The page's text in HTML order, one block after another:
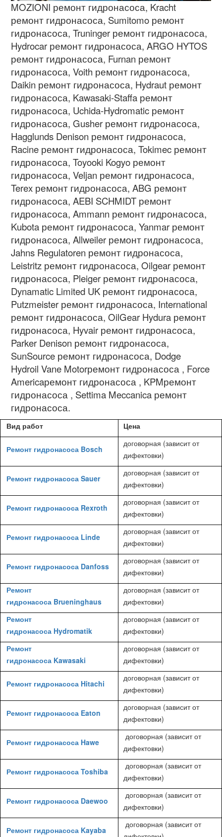
MOZIONI ремонт гидронасоса, Kracht
ремонт гидронасоса, Sumitomo ремонт
гидронасоса, Truninger ремонт гидронасоса,
Hydrocar ремонт гидронасоса, ARGO HYTOS
ремонт гидронасоса, Furnan ремонт
гидронасоса, Voith ремонт гидронасоса,
Daikin ремонт гидронасоса, Hydraut ремонт
гидронасоса, Kawasaki-Staffa ремонт
гидронасоса, Uchida-Hydromatic ремонт
гидронасоса, Gusher ремонт гидронасоса,
Hagglunds Denison ремонт гидронасоса,
Racine ремонт гидронасоса, Tokimec ремонт
гидронасоса, Toyooki Kogyo ремонт
гидронасоса, Veljan ремонт гидронасоса,
Terex ремонт гидронасоса, ABG ремонт
гидронасоса, AEBI SCHMIDT ремонт
гидронасоса, Ammann ремонт гидронасоса,
Kubota ремонт гидронасоса, Yanmar ремонт
гидронасоса, Allweiler ремонт гидронасоса,
Jahns Regulatoren ремонт гидронасоса,
Leistritz ремонт гидронасоса, Oilgear ремонт
гидронасоса, Pleiger ремонт гидронасоса,
Dynamatic Limited UK ремонт гидронасоса,
Putzmeister ремонт гидронасоса, International
ремонт гидронасоса, OilGear Hydura ремонт
гидронасоса, Hyvair ремонт гидронасоса,
Parker Denison ремонт гидронасоса,
SunSource ремонт гидронасоса, Dodge
Hydroil Vane Motorремонт гидронасоса , Force
Americaремонт гидронасоса , KPMремонт
гидронасоса , Settima Meccanica ремонт
гидронасоса.
Вид работ Цена
Ремонт гидронасоса Bosch
договорная (зависит от
дифектовки)
Ремонт гидронасоса Sauer
договорная (зависит от
дифектовки)
Ремонт гидронасоса Rexroth
договорная (зависит от
дифектовки)
Ремонт гидронасоса Linde
договорная (зависит от
дифектовки)
Ремонт гидронасоса Danfoss
договорная (зависит от
дифектовки)
Ремонт
гидронасоса Brueninghaus
договорная (зависит от
дифектовки)
Ремонт
гидронасоса Hydromatik
договорная (зависит от
дифектовки)
Ремонт
гидронасоса Kawasaki
договорная (зависит от
дифектовки)
Ремонт гидронасоса Hitachi
договорная (зависит от
дифектовки)
Ремонт гидронасоса Eaton
договорная (зависит от
дифектовки)
Ремонт гидронасоса Hawe
договорная (зависит от
дифектовки)
Ремонт гидронасоса Toshiba
договорная (зависит от
дифектовки)
Ремонт гидронасоса Daewoo
договорная (зависит от
дифектовки)
Ремонт гидронасоса Kayaba
договорная (зависит от